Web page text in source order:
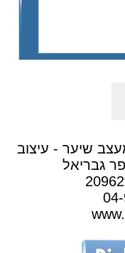
שיער - עיצוב
גבריאל